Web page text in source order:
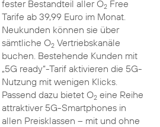
fester Bestandteil aller O2Free
Tarife ab 39,99 Euro im Monat.
Neukunden können sie über
sämtliche O2Vertriebskanäle
buchen. Bestehende Kunden mit
„5G ready“-Tarif aktivieren die 5G-
Nutzung mit wenigen Klicks.
Passend dazu bietet O2eine Reihe
attraktiver 5G-Smartphones in
allen Preisklassen – mit und ohne